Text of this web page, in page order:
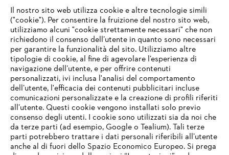
Innovazione e lavoro globale
Informazioni per i fornitori
I prodotti
Contatto
Carriera
Sistema Whistleblower
Il nostro sito web utilizza cookie e altre tecnologie simili
("cookie"). Per consentire la fruizione del nostro sito web,
utilizziamo alcuni "cookie strettamente necessari" che non
richiedono il consenso dell’utente in quanto sono necessari
per garantire la funzionalità del sito. Utilizziamo altre
tipologie di cookie, al fine di agevolare l’esperienza di
navigazione dell’utente, e per offrire contenuti
personalizzati, ivi inclusa l'analisi del comportamento
dell’utente, l'efficacia dei contenuti pubblicitari incluse
comunicazioni personalizzate e la creazione di profili riferiti
all’utente. Questi cookie vengono installati solo previo
consenso degli utenti. I cookie sono utilizzati sia da noi che
da terze parti (ad esempio, Google o Tealium). Tali terze
parti potrebbero trattare i dati personali riferibili all’utente
anche al di fuori dello Spazio Economico Europeo. Si prega